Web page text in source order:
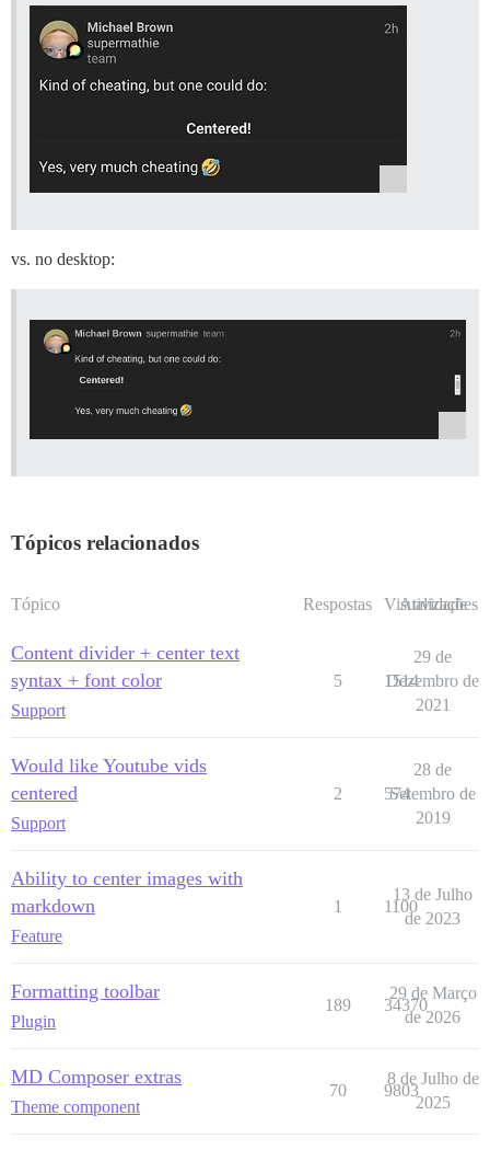
vs. no desktop:
Tópicos relacionados
Tópico Respostas Visualizações
Atividade
Content divider + center text
syntax + font color
Support
5 1514
29 de
Dezembro de
2021
Would like Youtube vids
centered
Support
2 574
28 de
Setembro de
2019
Ability to center images with
markdown
Feature
1 1100
13 de Julho
de 2023
Formatting toolbar
Plugin
189 34370
29 de Março
de 2026
MD Composer extras
Theme component
70 9803
8 de Julho de
2025